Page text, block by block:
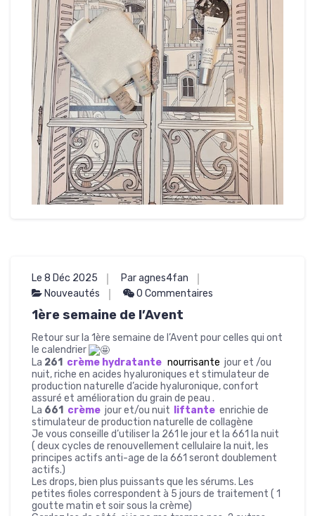
Le 8 Déc 2025
Par agnes4fan
Nouveautés
0 Commentaires
1ère semaine de l’Avent
Retour sur la 1ère semaine de l’Avent pour celles qui ont
le calendrier
La 261 crème hydratante nourrisante jour et /ou
nuit, riche en acides hyaluroniques et stimulateur de
production naturelle d’acide hyaluronique, confort
assuré et amélioration du grain de peau .
La 661 crème jour et/ou nuit liftante enrichie de
stimulateur de production naturelle de collagène
Je vous conseille d’utiliser la 261 le jour et la 661 la nuit
( deux cycles de renouvellement cellulaire la nuit, les
principes actifs anti-age de la 661 seront doublement
actifs.)
Les drops, bien plus puissants que les sérums. Les
petites fioles correspondent à 5 jours de traitement ( 1
goutte matin et soir sous la crème)